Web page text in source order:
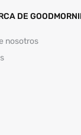
DE
nosotros